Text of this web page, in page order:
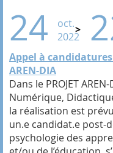
24
oct.
2022
Appel à
AREN-DIA
Dans le PROJET
Numérique,
la réalisation est
un.e candidat.e post-
psychologie des